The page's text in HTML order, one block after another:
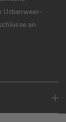
Urbanwear-
an